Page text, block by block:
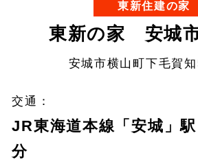
東新住建の家
東新の家 安城
安城市横山町下毛賀
交通：
JR東海道本線「安城」
分